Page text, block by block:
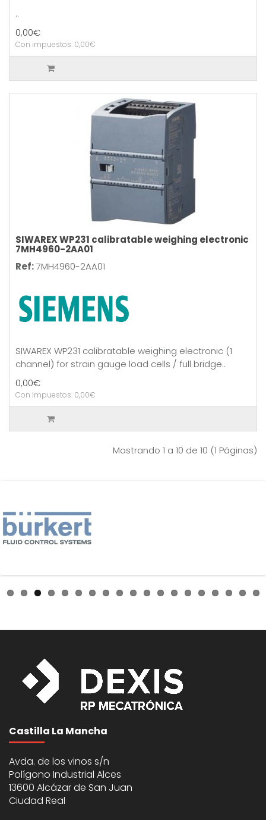
..
0,00€
Con impuestos: 0,00€
SIWAREX WP231 calibratable weighing electronic
7MH4960-2AA01
Ref:7MH4960-2AA01
SIWAREX WP231 calibratable weighing electronic (1
channel) for strain gauge load cells / full bridge..
0,00€
Con impuestos: 0,00€
Mostrando 1 a 10 de 10 (1 Páginas)
Castilla La Mancha
Avda. de los vinos s/n
Polígono Industrial Alces
13600 Alcázar de San Juan
Ciudad Real